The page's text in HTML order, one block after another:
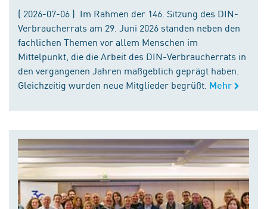
( 2026-07-06 ) Im Rahmen der 146. Sitzung des DIN-
Verbraucherrats am 29. Juni 2026 standen neben den
fachlichen Themen vor allem Menschen im
Mittelpunkt, die die Arbeit des DIN-Verbraucherrats in
den vergangenen Jahren maßgeblich geprägt haben.
Gleichzeitig wurden neue Mitglieder begrüßt. Mehr